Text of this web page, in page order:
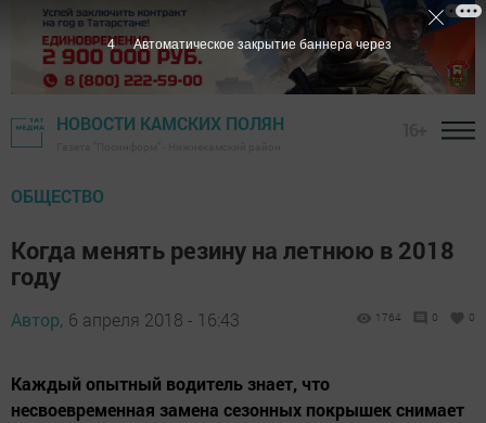
НОВОСТИ КАМСКИХ ПОЛЯН
ОБЩЕСТВО
Когда менять резину на летнюю в 2018
году
Автор, 6 апреля 2018 - 16:43 1764 0 0
Каждый опытный водитель знает, что
несвоевременная замена сезонных покрышек снимает
3 Автоматическое закрытие баннера через